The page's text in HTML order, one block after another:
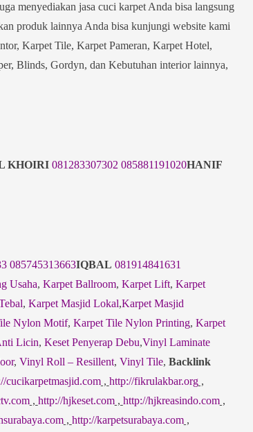
menyediakan jasa cuci karpet Anda bisa langsung
produk lainnya Anda bisa kunjungi website kami
Karpet Tile, Karpet Pameran, Karpet Hotel,
Blinds, Gordyn, dan Kebutuhan interior lainnya,
KHOIRI 081283307302 085881191020HANIF
085745313663IQBAL 081914841631
Usaha, Karpet Ballroom, Karpet Lift, Karpet
, Karpet Masjid Lokal,Karpet Masjid
Nylon Motif, Karpet Tile Nylon Printing, Karpet
Licin, Keset Penyerap Debu,Vinyl Laminate
, Vinyl Roll – Resillent, Vinyl Tile, Backlink
cucikarpetmasjid.com, http://fikrulakbar.org,
, http://hjkeset.com, http://hjkreasindo.com,
, http://karpetsurabaya.com,